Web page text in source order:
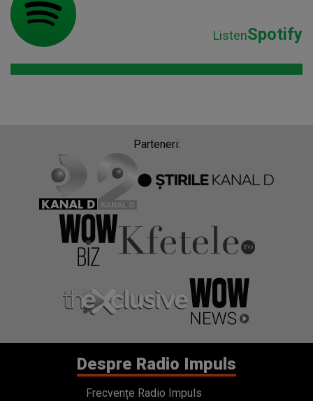
ListenSpotify
Parteneri:
Despre Radio Impuls
Frecvențe Radio Impuls